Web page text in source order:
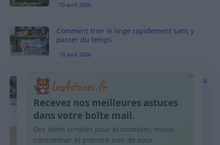
10 avril 2026
Comment trier le linge rapidement sans y
passer du temps
10 avril 2026
Vinaigre blanc et four est-ce efficace contre la
graisse
10 avril 2026
Taches pigmentaires : routine simple +
habitudes qui aident
×
Recevez nos meilleures astuces
dans votre boîte mail.
Des idées simples pour économiser, mieux
consommer et prendre soin de vous.